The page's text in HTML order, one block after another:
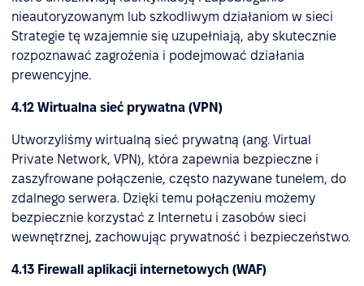
nieautoryzowanym lub szkodliwym działaniom w sieci
Strategie tę wzajemnie się uzupełniają, aby skutecznie
rozpoznawać zagrożenia i podejmować działania
prewencyjne.
4.12 Wirtualna sieć prywatna (VPN)
Utworzyliśmy wirtualną sieć prywatną (ang. Virtual
Private Network, VPN), która zapewnia bezpieczne i
zaszyfrowane połączenie, często nazywane tunelem, do
zdalnego serwera. Dzięki temu połączeniu możemy
bezpiecznie korzystać z Internetu i zasobów sieci
wewnętrznej, zachowując prywatność i bezpieczeństwo.
4.13 Firewall aplikacji internetowych (WAF)